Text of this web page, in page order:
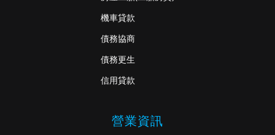
機車貸款
債務協商
債務更生
信用貸款
營業資訊